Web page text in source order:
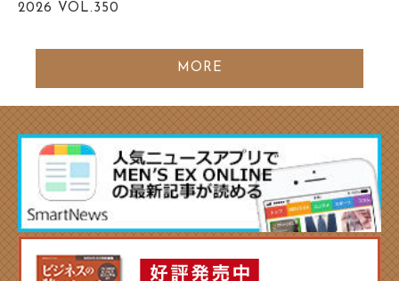
2026 VOL.350
MORE